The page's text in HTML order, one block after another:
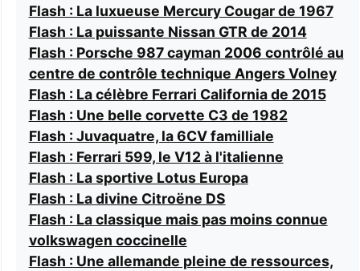
Flash : La luxueuse Mercury Cougar de 1967
Flash : La puissante Nissan GTR de 2014
Flash : Porsche 987 cayman 2006 contrôlé au
centre de contrôle technique Angers Volney
Flash : La célèbre Ferrari California de 2015
Flash : Une belle corvette C3 de 1982
Flash : Juvaquatre, la 6CV familliale
Flash : Ferrari 599, le V12 à l'italienne
Flash : La sportive Lotus Europa
Flash : La divine Citroëne DS
Flash : La classique mais pas moins connue
volkswagen coccinelle
Flash : Une allemande pleine de ressources,